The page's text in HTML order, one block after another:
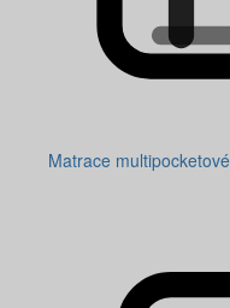
Matrace multipocketové